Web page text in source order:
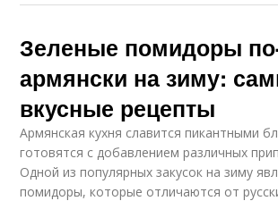
Перец на зиму
Приправа на зиму
Зеленые помидоры
армянски на зиму:
вкусные рецепты
Армянская кухня славится пикантными
готовятся с добавлением различных
Одной из популярных закусок на зиму
помидоры, которые отличаются от